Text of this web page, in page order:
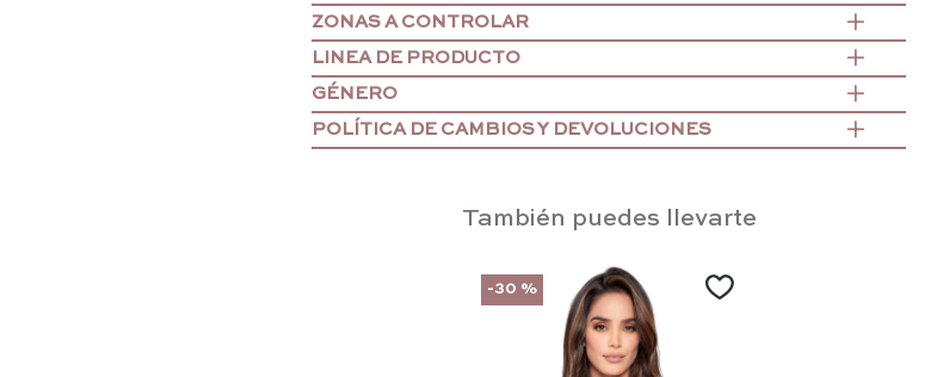
ZONAS A CONTROLAR
LINEA DE PRODUCTO
GÉNERO
POLÍTICA DE CAMBIOS Y DEVOLUCIONES
También puedes llevarte
-30 %